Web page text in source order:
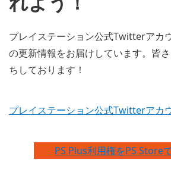
プレイステーション公式Twitterアカ
の更新情報をお届けしています。皆
ちしております！
プレイステーション公式Twitterアカ
PS Plus利用権をPS Store